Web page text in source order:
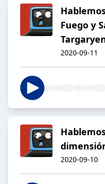
Fuego y
2020-09-11
2020-09-10